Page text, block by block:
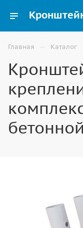
Главная — Каталог